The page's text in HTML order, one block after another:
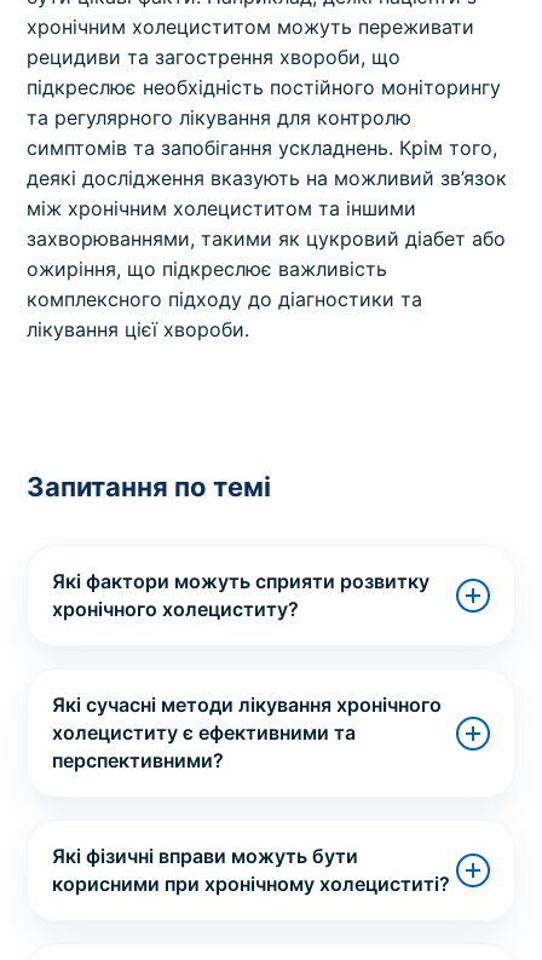
хронічним холециститом можуть переживати
рецидиви та загострення хвороби, що
підкреслює необхідність постійного моніторингу
та регулярного лікування для контролю
симптомів та запобігання ускладнень. Крім того,
деякі дослідження вказують на можливий зв’язок
між хронічним холециститом та іншими
захворюваннями, такими як цукровий діабет або
ожиріння, що підкреслює важливість
комплексного підходу до діагностики та
лікування цієї хвороби.
Запитання по темі
Які фактори можуть сприяти розвитку
хронічного холециститу?
Які сучасні методи лікування хронічного
холециститу є ефективними та
перспективними?
Які фізичні вправи можуть бути
корисними при хронічному холециститі?